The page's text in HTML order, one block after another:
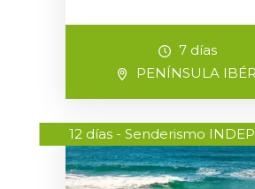
7 días
PENÍNSULA
12 días - Senderismo